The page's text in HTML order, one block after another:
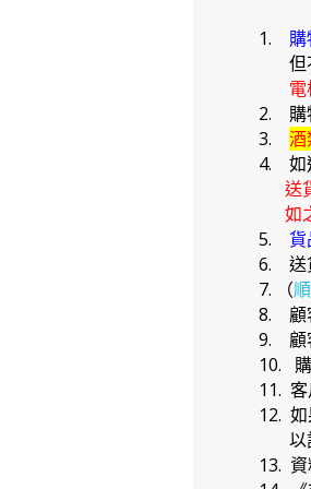
1.
但
2. 購
3. 酒
4. 如
送
如
5. 貨
6. 送
7. （
8. 顧
9. 顧
10.
11.
12.
以
13.